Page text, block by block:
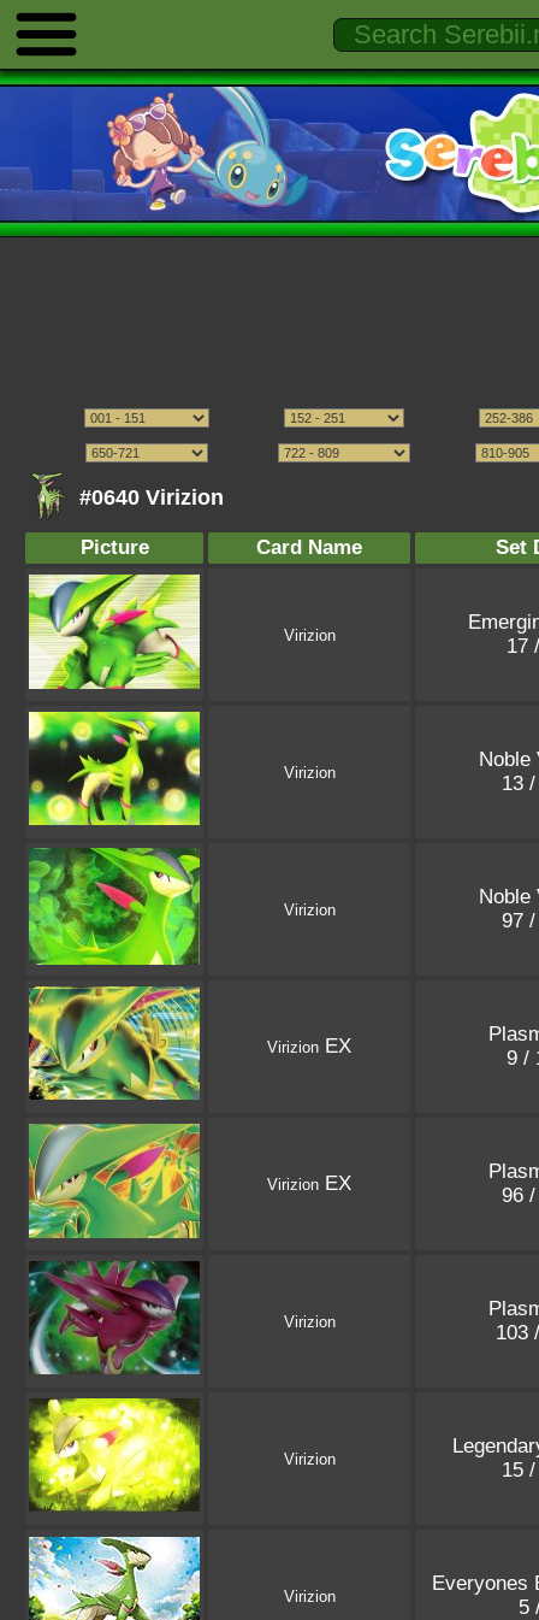
#0640 Virizion
Picture Card Name Set
Virizion
17
Virizion
Noble
13
Virizion
Noble
97
Virizion EX
9 /
Virizion EX
96
Virizion
103
Virizion
15
Virizion
Everyones
5